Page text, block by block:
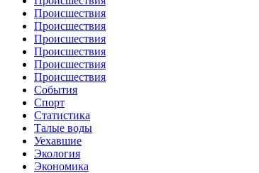
Происшествия
Происшествия
Происшествия
Происшествия
Происшествия
Происшествия
События
Спорт
Статистика
Талые воды
Уехавшие
Экология
Экономика